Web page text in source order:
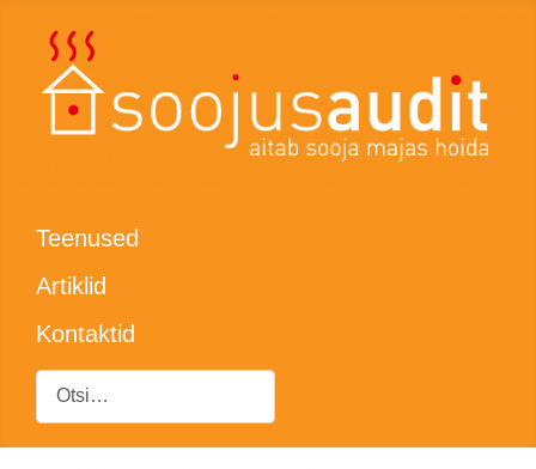
Teenused
Artiklid
Kontaktid
Otsing